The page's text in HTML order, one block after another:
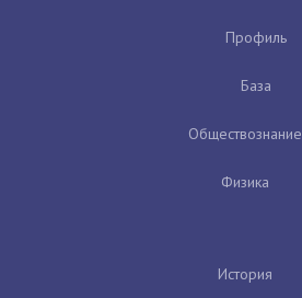
Профиль
База
Обществознание
Физика
История